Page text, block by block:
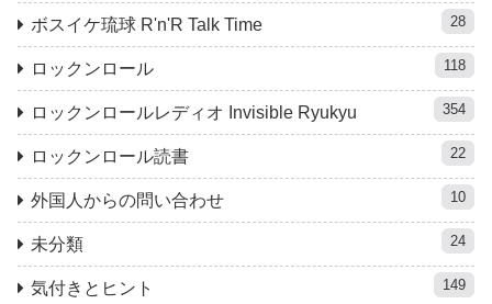
ボスイケ琉球 R'n'R Talk Time 28
ロックンロール 118
ロックンロールレディオ Invisible Ryukyu 354
ロックンロール読書 22
外国人からの問い合わせ 10
未分類 24
気付きとヒント 149